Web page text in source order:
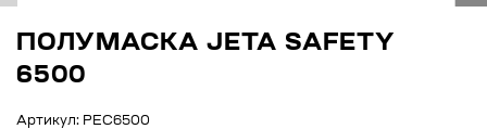
ПОЛУМАСКА JETA SAFETY
6500
Артикул: РЕС6500